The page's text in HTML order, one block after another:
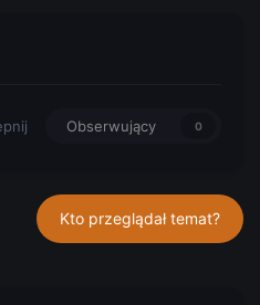
Obserwujący 0
Kto przeglądał temat?